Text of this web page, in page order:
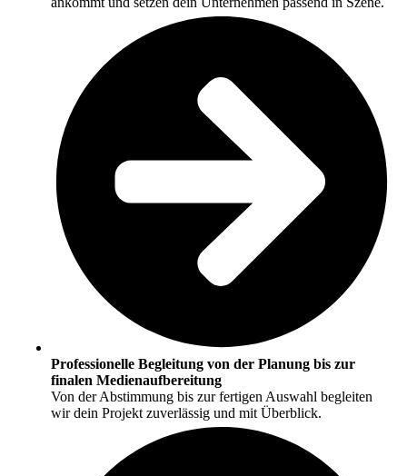
Professionelle Begleitung von der Planung bis zur
finalen Medienaufbereitung
Von der Abstimmung bis zur fertigen Auswahl begleiten
wir dein Projekt zuverlässig und mit Überblick.